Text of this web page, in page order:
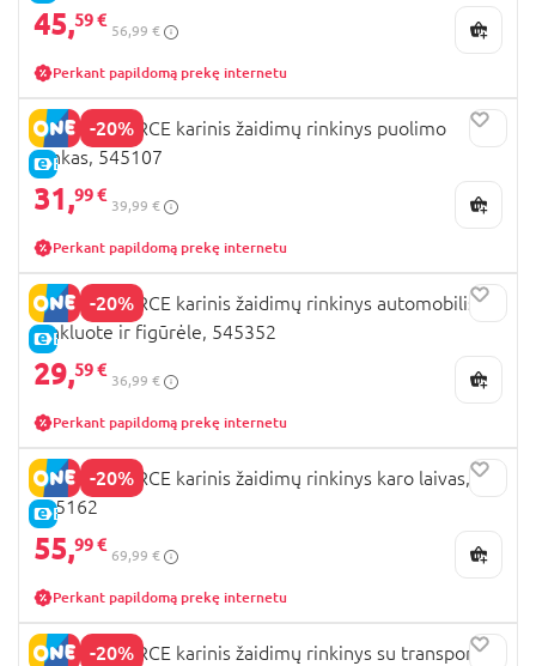
45,59 €
56,99 €
Perkant papildomą prekę internetu
-20%
E-KAINA
SOLDIER FORCE karinis žaidimų rinkinys puolimo
tankas, 545107
31,99 €
39,99 €
Perkant papildomą prekę internetu
-20%
E-KAINA
SOLDIER FORCE karinis žaidimų rinkinys automobilis su
ginkluote ir figūrėle, 545352
29,59 €
36,99 €
Perkant papildomą prekę internetu
-20%
E-KAINA
SOLDIER FORCE karinis žaidimų rinkinys karo laivas,
545162
55,99 €
69,99 €
Perkant papildomą prekę internetu
-20%
SOLDIER FORCE karinis žaidimų rinkinys su transportu